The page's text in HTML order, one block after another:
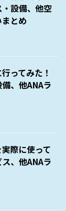
設備、他空
とめ
ってみた！
、他ANAラ
際に使って
、他ANAラ